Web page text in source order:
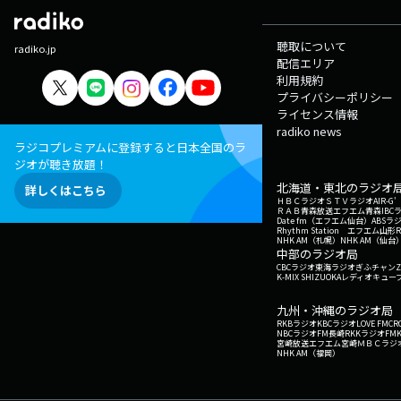
radiko.jp
ラジコプレミアムに登録すると日本全国のラ
ジオが聴き放題！
詳しくはこちら
聴取について
配信エリア
利用規約
プライバシーポリシー
ライセンス情報
radiko news
北海道・東北のラジオ
ＨＢＣラジオＳＴＶラジオAIR-G'
ＲＡＢ青森放送エフエム青森IBC
Date fm（エフエム仙台） ABSラ
Rhythm Station エフエム山形
NHK AM（札幌） NHK AM（仙台
中部のラジオ局
CBCラジオ東海ラジオぎふチャン
K-MIX SHIZUOKAレディオキュー
九州・沖縄のラジオ局
RKBラジオKBCラジオLOVE FM
NBCラジオFM長崎RKKラジオ
宮崎放送エフエム宮崎ＭＢＣラジ
NHK AM（福岡）